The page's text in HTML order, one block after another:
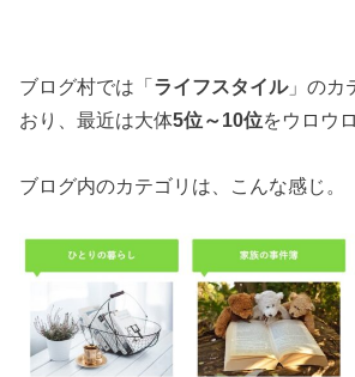
ブログ村では「 ライフスタイル」のカ
おり、最近は大体5位～10位をウロウ
ブログ内のカテゴリは、こんな感じ。